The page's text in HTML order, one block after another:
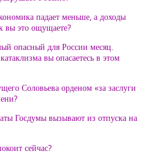
падает меньше, а доходы
вы это ощущаете?
опасный для России месяц.
вы опасаетесь в этом
Соловьева орденом «за заслуги
Госдумы вызывают из отпуска на
сейчас?